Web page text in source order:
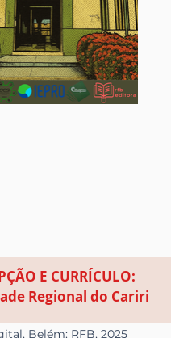
E CURRÍCULO:
Regional do Cariri
Belém: RFB, 2025